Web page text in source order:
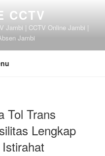
CCTV
Jambi | CCTV Online Jambi |
Jambi
Tol Trans
Lengkap